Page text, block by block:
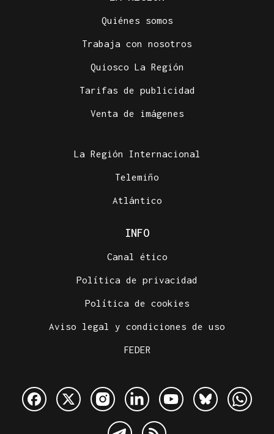
Quiénes somos
Trabaja con nosotros
Quiosco La Región
Tarifas de publicidad
Venta de imágenes
La Región Internacional
Telemiño
Atlántico
INFO
Canal ético
Política de privacidad
Política de cookies
Aviso legal y condiciones de uso
FEDER